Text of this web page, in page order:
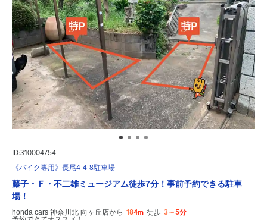
ID:310004754
《バイク専用》長尾4-4-8駐車場
藤子・Ｆ・不二雄ミュージアム徒歩7分！事前予約できる駐車
場！
honda cars 神奈川北 向ヶ丘店から 184m 徒歩 3～5分